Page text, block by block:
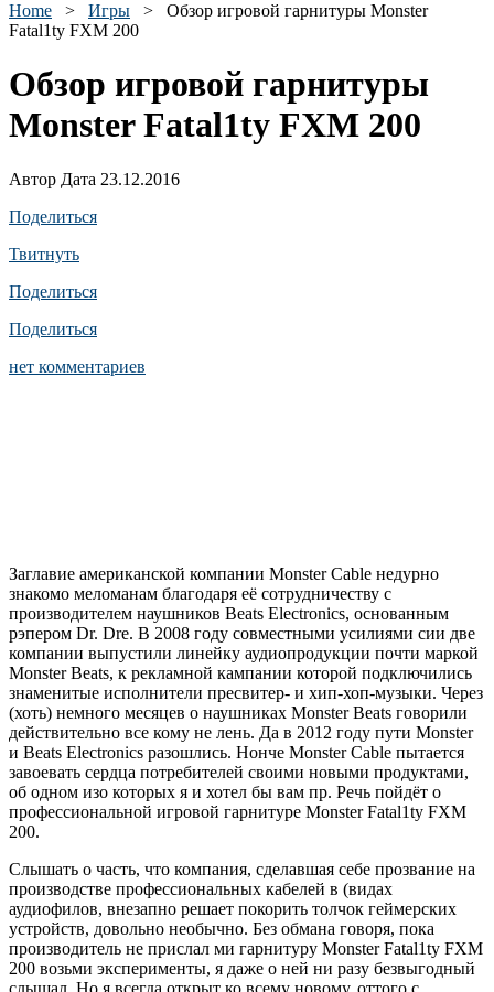
Home > Игры > Обзор игровой гарнитуры Monster
Fatal1ty FXM 200
Обзор игровой гарнитуры
Monster Fatal1ty FXM 200
Автор Дата 23.12.2016
Поделиться
Твитнуть
Поделиться
Поделиться
нет комментариев
Заглавие американской компании Monster Cable недурно
знакомо меломанам благодаря её сотрудничеству с
производителем наушников Beats Electronics, основанным
рэпером Dr. Dre. В 2008 году совместными усилиями сии две
компании выпустили линейку аудиопродукции почти маркой
Monster Beats, к рекламной кампании которой подключились
знаменитые исполнители пресвитер- и хип-хоп-музыки. Через
(хоть) немного месяцев о наушниках Monster Beats говорили
действительно все кому не лень. Да в 2012 году пути Monster
и Beats Electronics разошлись. Нонче Monster Cable пытается
завоевать сердца потребителей своими новыми продуктами,
об одном изо которых я и хотел бы вам пр. Речь пойдёт о
профессиональной игровой гарнитуре Monster Fatal1ty FXM
200.
Слышать о часть, что компания, сделавшая себе прозвание на
производстве профессиональных кабелей в (видах
аудиофилов, внезапно решает покорить толчок геймерских
устройств, довольно необычно. Без обмана говоря, пока
производитель не прислал ми гарнитуру Monster Fatal1ty FXM
200 возьми эксперименты, я даже о ней ни разу безвыгодный
слышал. Но я всегда открыт ко всему новому, оттого с